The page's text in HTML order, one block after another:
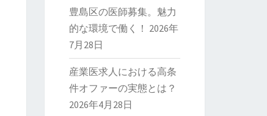
豊島区の医師募集。魅力
的な環境で働く！ 2026年
7月28日
産業医求人における高条
件オファーの実態とは？
2026年4月28日